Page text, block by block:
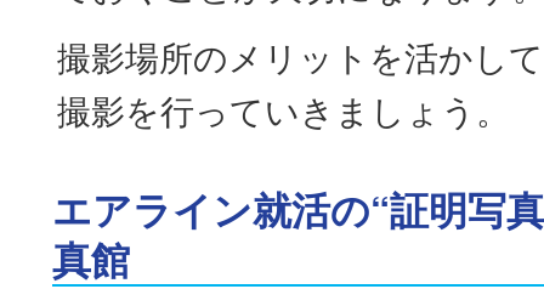
撮影場所のメリットを活かし
撮影を行っていきましょう。
エアライン就活の“証明写
真館